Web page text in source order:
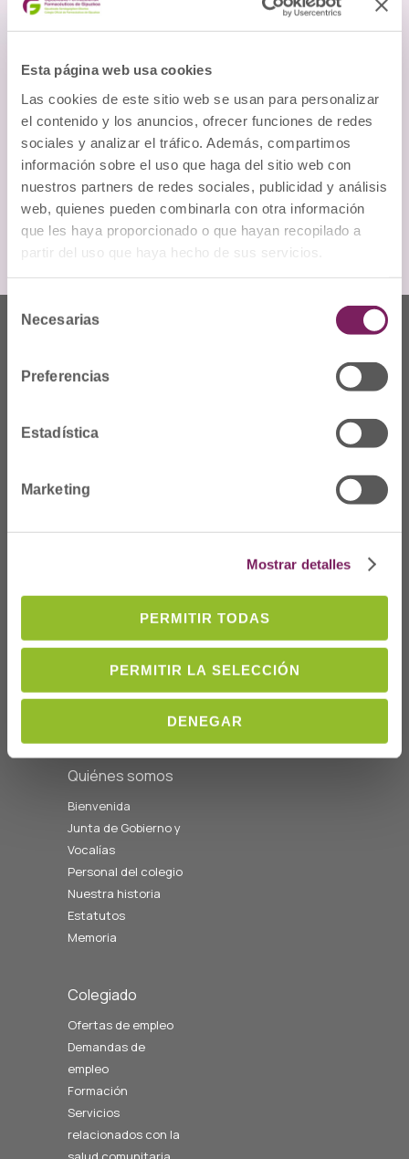
Esta página web usa cookies
Las cookies de este sitio web se usan para personalizar
el contenido y los anuncios, ofrecer funciones de redes
sociales y analizar el tráfico. Además, compartimos
información sobre el uso que haga del sitio web con
nuestros partners de redes sociales, publicidad y análisis
web, quienes pueden combinarla con otra información
que les haya proporcionado o que hayan recopilado a
partir del uso que haya hecho de sus servicios.
Necesarias
Preferencias
Estadística
Marketing
Mostrar detalles
PERMITIR TODAS
PERMITIR LA SELECCIÓN
DENEGAR
He leído y acepto lostérminos y
condiciones
Telf: 943 42 91 14
Horario L-V
08:00 a 14:00
cofgipuzkoa@cofgipuzkoa.eus
Quiénes somos
Bienvenida
Junta de Gobierno y
Vocalías
Personal del colegio
Nuestra historia
Estatutos
Memoria
Colegiado
Ofertas de empleo
Demandas de
empleo
Formación
Servicios
relacionados con la